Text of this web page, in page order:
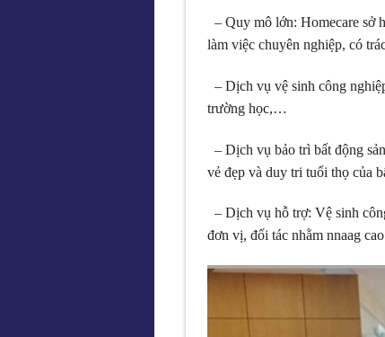
– Quy mô lớn: Homecare sở
làm việc chuyên nghiệp, có
– Dịch vụ vệ sinh công
trường học,…
– Dịch vụ bảo trì bất động
vẻ đẹp và duy tri tuổi thọ của
– Dịch vụ hỗ trợ: Vệ sinh
đơn vị, đối tác nhằm nnaag